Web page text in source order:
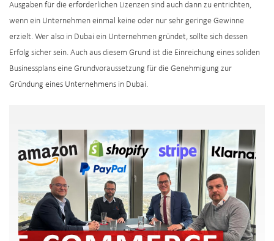
Ausgaben für die erforderlichen Lizenzen sind auch dann zu entrichten,
wenn ein Unternehmen einmal keine oder nur sehr geringe Gewinne
erzielt. Wer also in Dubai ein Unternehmen gründet, sollte sich dessen
Erfolg sicher sein. Auch aus diesem Grund ist die Einreichung eines soliden
Businessplans eine Grundvoraussetzung für die Genehmigung zur
Gründung eines Unternehmens in Dubai.